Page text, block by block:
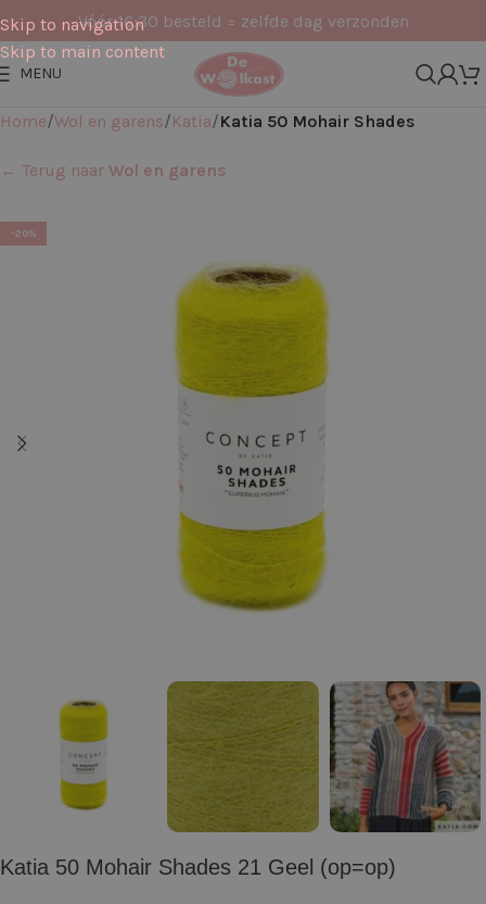
Skip to navigation
Skip to main content
Vóór 16:30 besteld = zelfde dag verzonden
MENU
Home Wol en garens Katia Katia 50 Mohair Shades
← Terug naar Wol en garens
-20%
Katia 50 Mohair Shades 21 Geel (op=op)